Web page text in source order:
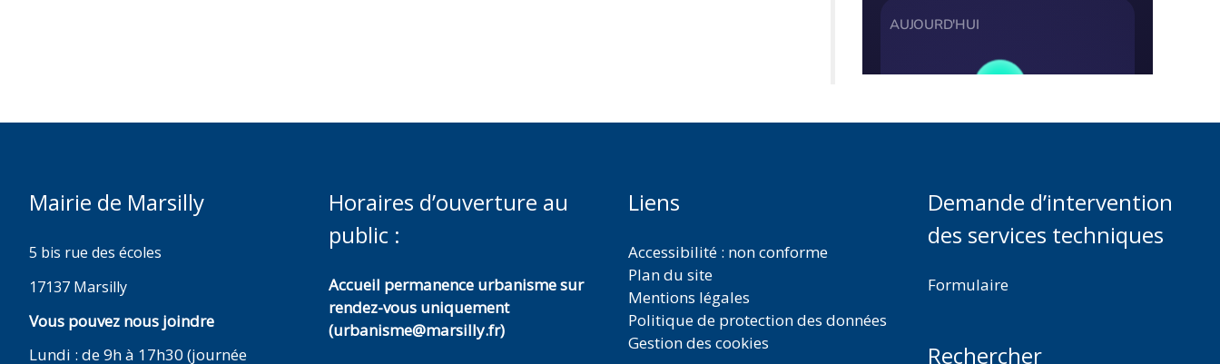
Mairie de Marsilly
5 bis rue des écoles
17137 Marsilly
Vous pouvez nous joindre
Lundi : de 9h à 17h30 (journée
Horaires d’ouverture au
public :
Accueil permanence urbanisme sur
rendez-vous uniquement
(urbanisme@marsilly.fr)
Liens
Accessibilité : non conforme
Plan du site
Mentions légales
Politique de protection des données
Gestion des cookies
Demande d’intervention
des services techniques
Formulaire
Rechercher